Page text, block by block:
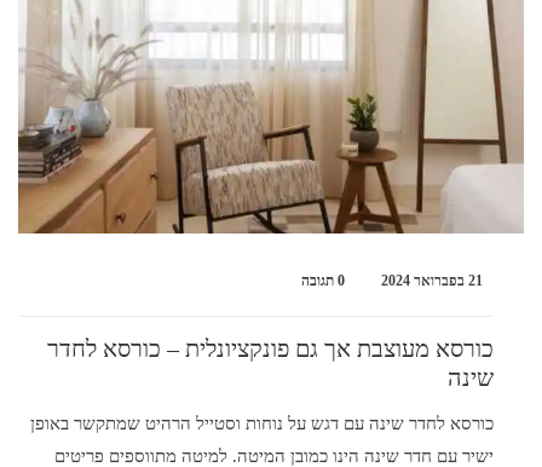
21 בפברואר 2024 0 תגובה
כורסא מעוצבת אך גם פונקציונלית – כורסא לחדר
שינה
כורסא לחדר שינה עם דגש על נוחות וסטייל הרהיט שמתקשר באופן
ישיר עם חדר שינה הינו כמובן המיטה. למיטה מתווספים פריטים